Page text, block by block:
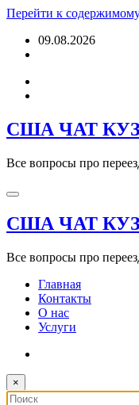
Перейти к
09.08.2026
США ЧАТ
Все вопросы про
США ЧАТ
Все вопросы про
Главная
Контакты
О нас
Услуги
×